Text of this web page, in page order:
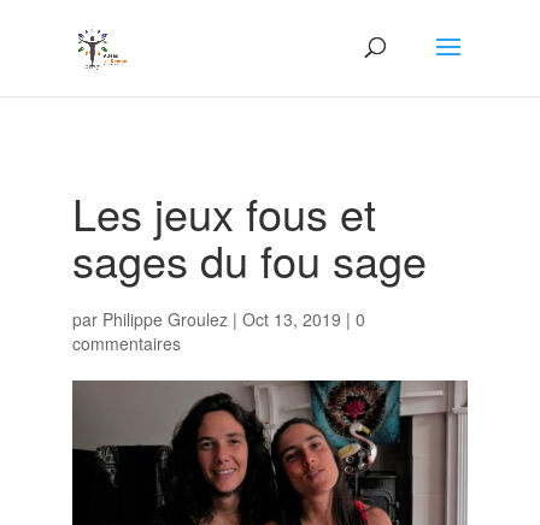
Les jeux fous et
sages du fou sage
par Philippe Groulez| Oct 13, 2019 | 0
commentaires